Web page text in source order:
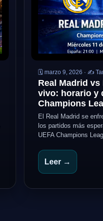
🗓️ marzo 9, 2026 · ✍️
Real Madrid
vivo: horario y
Champions
El Real Madrid se
los partidos más
UEFA Champions
Leer →